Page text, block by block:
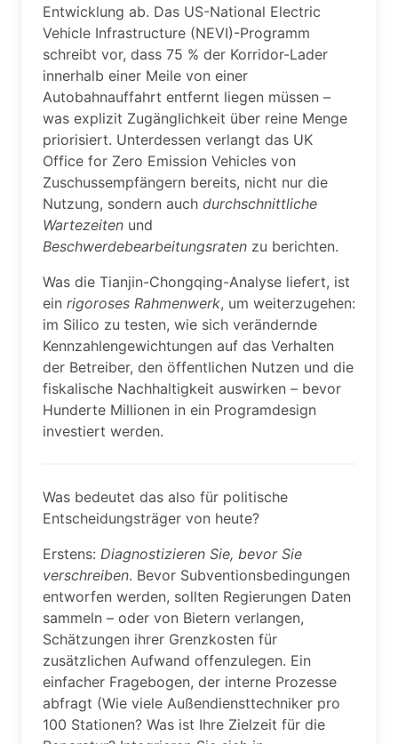
Entwicklung ab. Das US-National Electric
Vehicle Infrastructure (NEVI)-Programm
schreibt vor, dass 75 % der Korridor-Lader
innerhalb einer Meile von einer
Autobahnauffahrt entfernt liegen müssen –
was explizit Zugänglichkeit über reine Menge
priorisiert. Unterdessen verlangt das UK
Office for Zero Emission Vehicles von
Zuschussempfängern bereits, nicht nur die
Nutzung, sondern auch durchschnittliche
Wartezeiten und
Beschwerdebearbeitungsraten zu berichten.
Was die Tianjin-Chongqing-Analyse liefert, ist
ein rigoroses Rahmenwerk, um weiterzugehen:
im Silico zu testen, wie sich verändernde
Kennzahlengewichtungen auf das Verhalten
der Betreiber, den öffentlichen Nutzen und die
fiskalische Nachhaltigkeit auswirken – bevor
Hunderte Millionen in ein Programdesign
investiert werden.
Was bedeutet das also für politische
Entscheidungsträger von heute?
Erstens: Diagnostizieren Sie, bevor Sie
verschreiben. Bevor Subventionsbedingungen
entworfen werden, sollten Regierungen Daten
sammeln – oder von Bietern verlangen,
Schätzungen ihrer Grenzkosten für
zusätzlichen Aufwand offenzulegen. Ein
einfacher Fragebogen, der interne Prozesse
abfragt (Wie viele Außendiensttechniker pro
100 Stationen? Was ist Ihre Zielzeit für die